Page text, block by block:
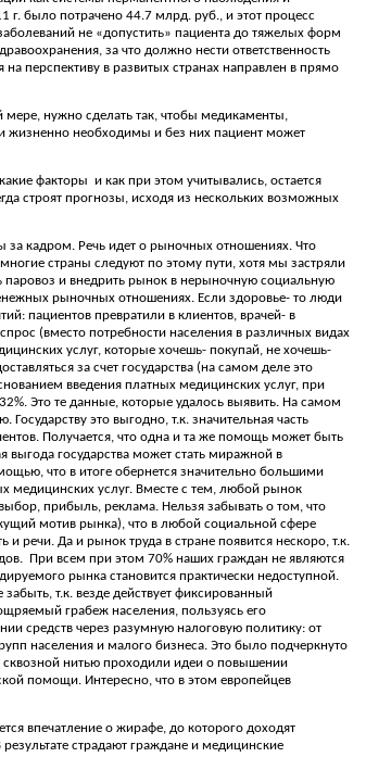
г. было потрачено 44.7 млрд. руб., и этот процесс
не «допустить» пациента до тяжелых форм
за что должно нести ответственность
перспективу в развитых странах направлен в прямо
нужно сделать так, чтобы медикаменты,
жизненно необходимы и без них пациент может
факторы и как при этом учитывались, остается
строят прогнозы, исходя из нескольких возможных
за кадром. Речь идет о рыночных отношениях. Что
страны следуют по этому пути, хотя мы застряли
и внедрить рынок в нерыночную социальную
рыночных отношениях. Если здоровье- то люди
пациентов превратили в клиентов, врачей- в
(вместо потребности населения в различных видах
услуг, которые хочешь- покупай, не хочешь-
за счет государства (на самом деле это
введения платных медицинских услуг, при
Это те данные, которые удалось выявить. На самом
это выгодно, т.к. значительная часть
Получается, что одна и та же помощь может быть
выгода государства может стать миражной в
что в итоге обернется значительно большими
медицинских услуг. Вместе с тем, любой рынок
прибыль, реклама. Нельзя забывать о том, что
мотив рынка), что в любой социальной сфере
речи. Да и рынок труда в стране появится нескоро, т.к.
При всем при этом 70% наших граждан не являются
рынка становится практически недоступной.
т.к. везде действует фиксированный
грабеж населения, пользуясь его
средств через разумную налоговую политику: от
населения и малого бизнеса. Это было подчеркнуто
сквозной нитью проходили идеи о повышении
помощи. Интересно, что в этом европейцев
впечатление о жирафе, до которого доходят
страдают граждане и медицинские